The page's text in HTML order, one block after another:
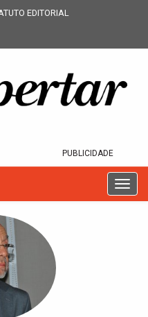
EDITORIAL
PUBLICIDADE
T
o